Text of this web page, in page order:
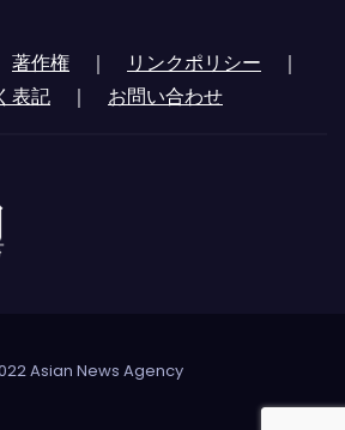
著作権 ｜ リンクポリシー ｜
表記 ｜ お問い合わせ
Asian News Agency